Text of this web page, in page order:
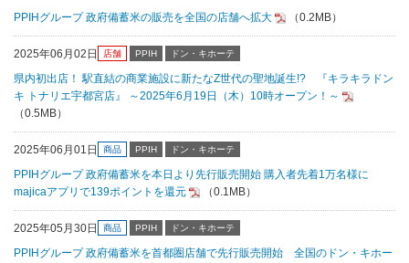
PPIHグループ 政府備蓄米の販売を全国の店舗へ拡大 （0.2MB）
2025年06月02日 店舗 PPIH ドン・キホーテ
県内初出店！ 駅直結の商業施設に新たなZ世代の聖地誕生!? 『キラキラドン
キ トナリエ宇都宮店』 ～2025年6月19日（木）10時オープン！～
（0.5MB）
2025年06月01日 商品 PPIH ドン・キホーテ
PPIHグループ 政府備蓄米を本日より先行販売開始 購入者先着1万名様に
majicaアプリで139ポイントを還元
（0.1MB）
2025年05月30日 商品 PPIH ドン・キホーテ
PPIHグループ 政府備蓄米を首都圏店舗で先行販売開始 全国のドン・キホー